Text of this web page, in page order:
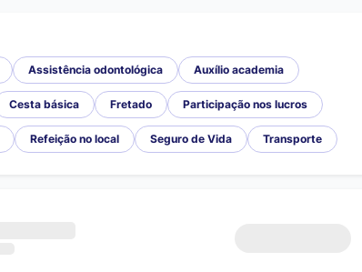
Assistência odontológica Auxílio academia
Cesta básica Fretado Participação nos lucros
Refeição no local Seguro de Vida Transporte